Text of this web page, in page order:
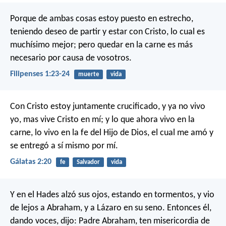
Porque de ambas cosas estoy puesto en estrecho,
teniendo deseo de partir y estar con Cristo, lo cual es
muchísimo mejor; pero quedar en la carne es más
necesario por causa de vosotros.
Filipenses 1:23-24 muerte vida
Con Cristo estoy juntamente crucificado, y ya no vivo
yo, mas vive Cristo en mí; y lo que ahora vivo en la
carne, lo vivo en la fe del Hijo de Dios, el cual me amó y
se entregó a sí mismo por mí.
Gálatas 2:20 fe Salvador vida
Y en el Hades alzó sus ojos, estando en tormentos, y vio
de lejos a Abraham, y a Lázaro en su seno. Entonces él,
dando voces, dijo: Padre Abraham, ten misericordia de